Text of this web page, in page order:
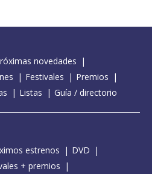
novedades
Festivales
Premios
Listas Guía / directorio
estrenos
DVD
+ premios